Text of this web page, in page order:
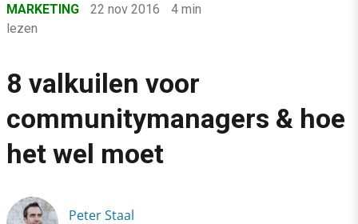
›
Marketing
›
8 valkuilen voor communitymanagers & hoe het wel moet
MARKETING 22 nov 2016
4 min
lezen
8 valkuilen voor
communitymanagers & hoe
het wel moet
Peter Staal